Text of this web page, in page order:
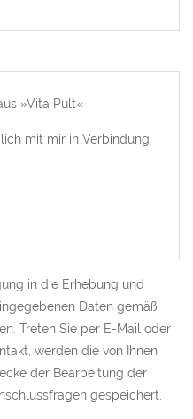
in die Erhebung und
Daten gemäß
Treten Sie per E-Mail oder
werden die von Ihnen
der Bearbeitung der
gespeichert.